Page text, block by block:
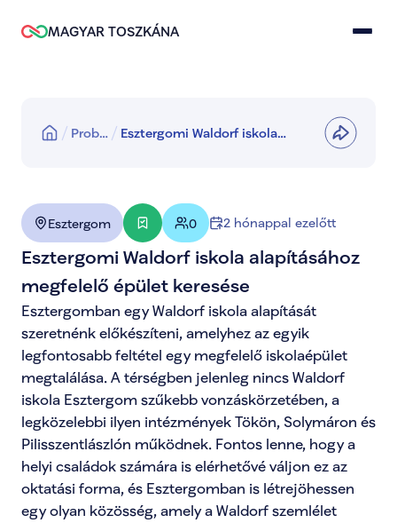
MAGYAR TOSZKÁNA
Prob…
Esztergomi Waldorf iskola
Esztergom 0 2 hónappal ezelőtt
Esztergomi Waldorf iskola alapításához
megfelelő épület keresése
Esztergomban egy Waldorf iskola alapítását
szeretnénk előkészíteni, amelyhez az egyik
legfontosabb feltétel egy megfelelő iskolaépület
megtalálása. A térségben jelenleg nincs Waldorf
iskola Esztergom szűkebb vonzáskörzetében, a
legközelebbi ilyen intézmények Tökön, Solymáron és
Pilisszentlászlón működnek. Fontos lenne, hogy a
helyi családok számára is elérhetővé váljon ez az
oktatási forma, és Esztergomban is létrejöhessen
egy olyan közösség, amely a Waldorf szemlélet